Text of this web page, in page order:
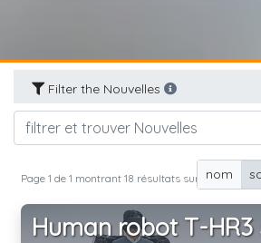
Filter the Nouvelles
nom
Page 1 de 1 montrant 18 résultats sur 18 total
Human robot T-